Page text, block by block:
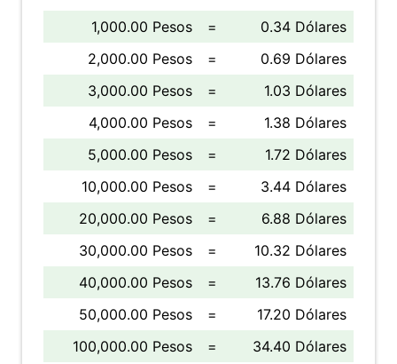
1,000.00 Pesos =
0.34 Dólares
2,000.00 Pesos
=
0.69 Dólares
3,000.00 Pesos
=
1.03 Dólares
4,000.00 Pesos
=
1.38 Dólares
5,000.00 Pesos
=
1.72 Dólares
10,000.00 Pesos
=
3.44 Dólares
20,000.00 Pesos
=
6.88 Dólares
30,000.00 Pesos
=
10.32 Dólares
40,000.00 Pesos
=
13.76 Dólares
50,000.00 Pesos
=
17.20 Dólares
100,000.00 Pesos
=
34.40 Dólares